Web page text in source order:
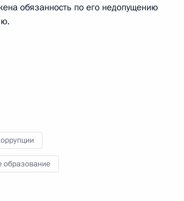
обязанность по его недопущению
образование